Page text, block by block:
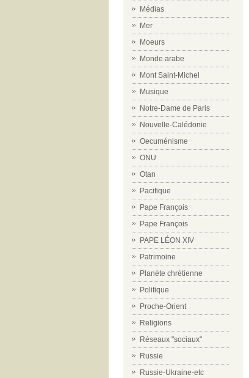
Médias
Mer
Moeurs
Monde arabe
Mont Saint-Michel
Musique
Notre-Dame de Paris
Nouvelle-Calédonie
Oecuménisme
ONU
Otan
Pacifique
Pape François
Pape François
PAPE LÉON XIV
Patrimoine
Planète chrétienne
Politique
Proche-Orient
Religions
Réseaux "sociaux"
Russie
Russie-Ukraine-etc